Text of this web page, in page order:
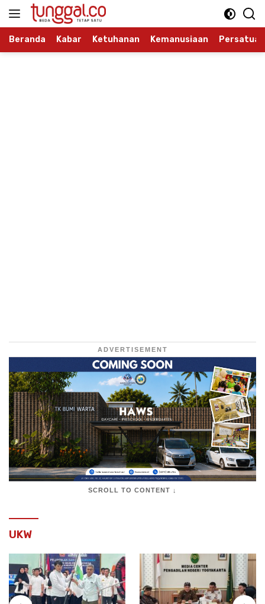
Langsung
Beranda Kabar Ketuhanan Kemanusiaan Persatuan
ADVERTISEMENT
SCROLL TO CONTENT ↓
UKW